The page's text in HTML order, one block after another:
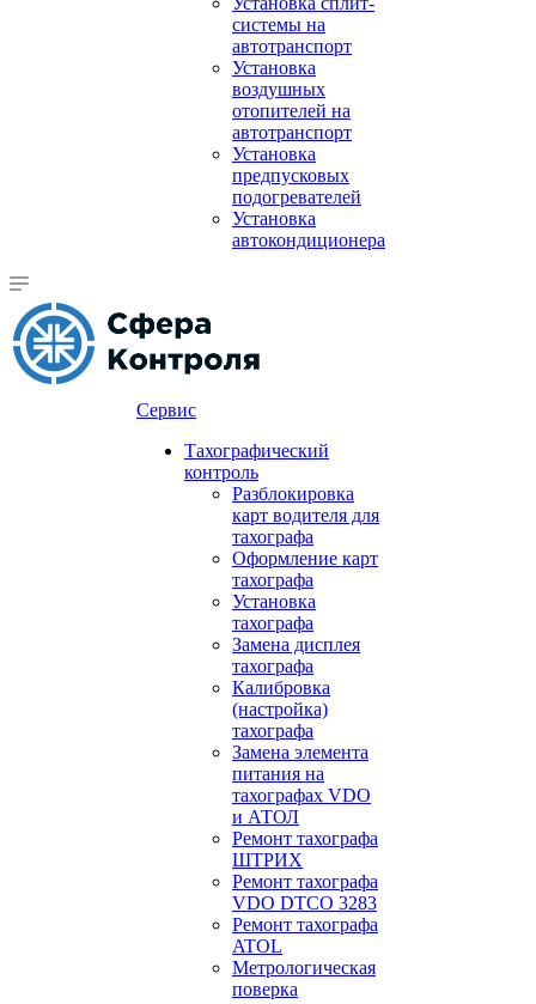
системы на
автотранспорт
Установка
воздушных
отопителей на
автотранспорт
Установка
предпусковых
подогревателей
Установка
автокондиционера
Сервис
Тахографический
контроль
Разблокировка
карт водителя для
тахографа
Оформление карт
тахографа
Установка
тахографа
Замена дисплея
тахографа
Калибровка
(настройка)
тахографа
Замена элемента
питания на
тахографах VDO
и АТОЛ
Ремонт тахографа
ШТРИХ
Ремонт тахографа
VDO DTCO 3283
Ремонт тахографа
ATOL
Метрологическая
поверка